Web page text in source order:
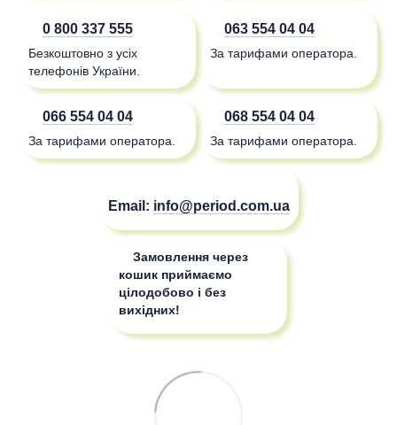
0 800 337 555
Безкоштовно з усіх
телефонів України.
063 554 04 04
За тарифами оператора.
066 554 04 04
За тарифами оператора.
068 554 04 04
За тарифами оператора.
Email: info@period.com.ua
Замовлення через
кошик приймаємо
цілодобово і без
вихідних!